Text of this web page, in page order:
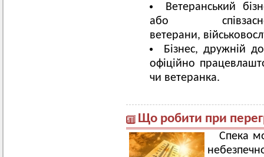
Ветеранський
або
ветерани,
Бізнес, дружній
офіційно
чи ветеранка.
Що робити при
Спека